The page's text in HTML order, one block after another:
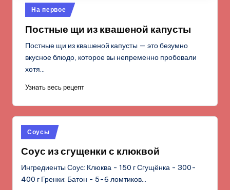
Опубликовано
в
На первое
Постные щи из квашеной капусты
Постные щи из квашеной капусты — это безумно
вкусное блюдо, которое вы непременно пробовали
хотя…
Узнать весь рецепт
Опубликовано
в
Соусы
Соус из сгущенки с клюквой
Ингредиенты Соус: Клюква - 150 г Сгущёнка - 300-
400 г Гренки: Батон - 5-6 ломтиков…